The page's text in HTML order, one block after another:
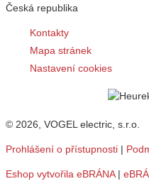
Česká republika
Kontakty
Mapa stránek
Nastavení cookies
© 2026, VOGEL electric, s.r.o.
Prohlášení o přístupnosti |
Eshop vytvořila eBRÁNA|